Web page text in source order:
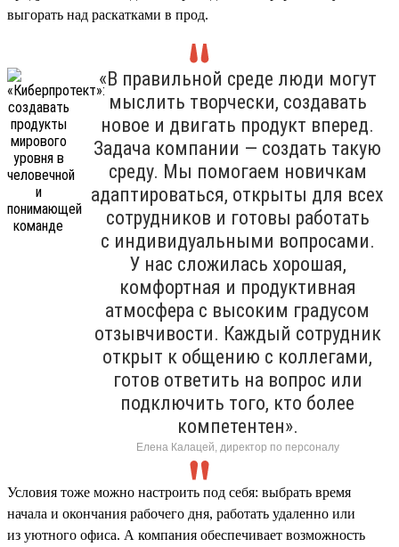
выгорать над раскатками в прод.
«В правильной среде люди могут
мыслить творчески, создавать
новое и двигать продукт вперед.
Задача компании — создать такую
среду. Мы помогаем новичкам
адаптироваться, открыты для всех
сотрудников и готовы работать
с индивидуальными вопросами.
У нас сложилась хорошая,
комфортная и продуктивная
атмосфера с высоким градусом
отзывчивости. Каждый сотрудник
открыт к общению с коллегами,
готов ответить на вопрос или
подключить того, кто более
компетентен».
Елена Калацей, директор по персоналу
Условия тоже можно настроить под себя: выбрать время
начала и окончания рабочего дня, работать удаленно или
из уютного офиса. А компания обеспечивает возможность